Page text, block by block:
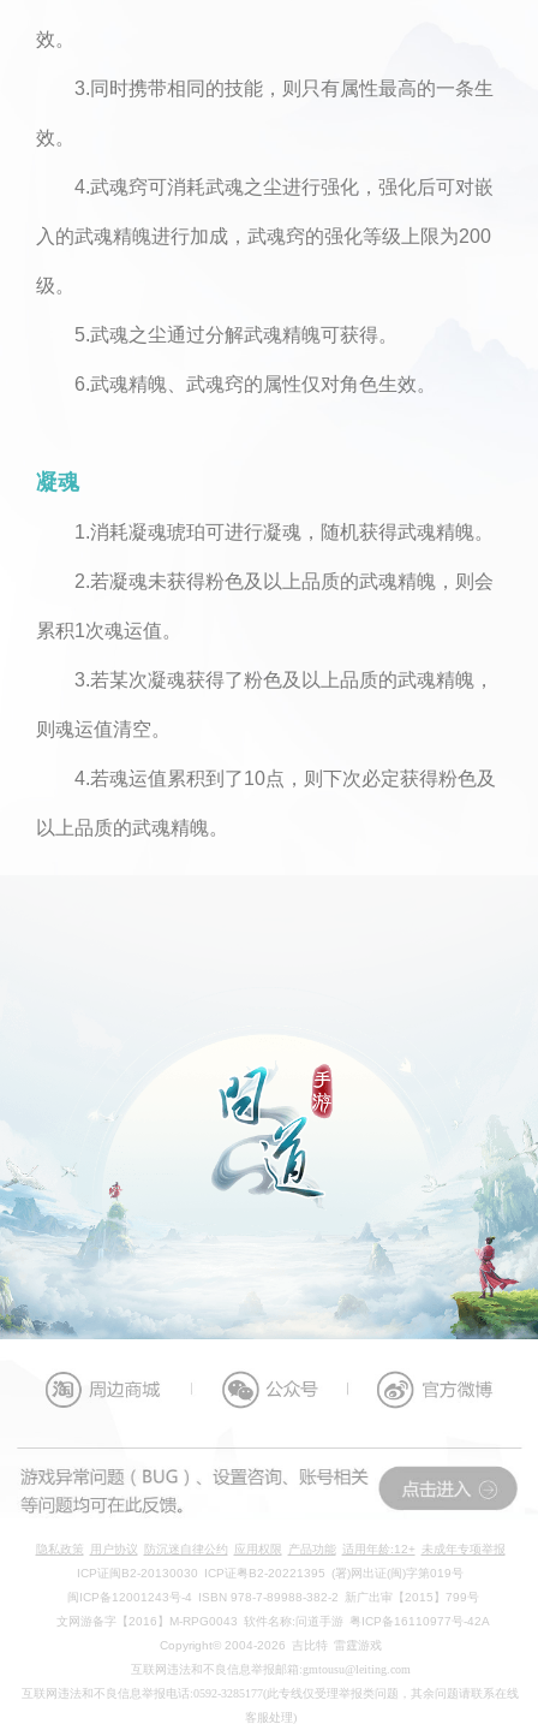
效。
3.同时携带相同的技能，则只有属性最高的一条生
效。
4.武魂窍可消耗武魂之尘进行强化，强化后可对嵌
入的武魂精魄进行加成，武魂窍的强化等级上限为200
级。
5.武魂之尘通过分解武魂精魄可获得。
6.武魂精魄、武魂窍的属性仅对角色生效。
凝魂
1.消耗凝魂琥珀可进行凝魂，随机获得武魂精魄。
2.若凝魂未获得粉色及以上品质的武魂精魄，则会
累积1次魂运值。
3.若某次凝魂获得了粉色及以上品质的武魂精魄，
则魂运值清空。
4.若魂运值累积到了10点，则下次必定获得粉色及
以上品质的武魂精魄。
隐私政策 用户协议 防沉迷自律公约 应用权限 产品功能 适用年龄:12+
未成年专项举报
ICP证闽B2-20130030
ICP证粤B2-20221395
(署)网出证(闽)字第019号
闽ICP备12001243号-4
ISBN 978-7-89988-382-2
新广出审【2015】799号
文网游备字【2016】M-RPG0043 软件名称:问道手游
粤ICP备16110977号-42A
Copyright© 2004-2026
吉比特 雷霆游戏
互联网违法和不良信息举报邮箱:gmtousu@leiting.com
互联网违法和不良信息举报电话:0592-3285177(此专线仅受理举报类问题，其余问题请联系在线
客服处理)